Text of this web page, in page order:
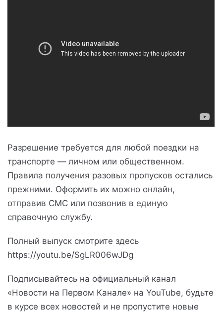
Разрешение требуется для любой поездки на
транспорте — личном или общественном.
Правила получения разовых пропусков остались
прежними. Оформить их можно онлайн,
отправив СМС или позвонив в единую
справочную службу.
Полный выпуск смотрите здесь
https://youtu.be/SgLR006wJDg
Подписывайтесь на официальный канал
«Новости на Первом Канале» на YouTube, будьте
в курсе всех новостей и не пропустите новые